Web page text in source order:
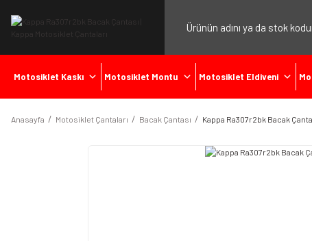
Motosiklet Kaskı Motosiklet Montu Motosiklet Eldiveni
Anasayfa Motosiklet Çantaları Bacak Çantası Kappa Ra307r2bk Bacak